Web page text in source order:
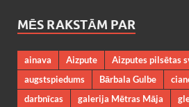
MĒS RAKSTĀM PAR
ainava Aizpute Aizputes pilsētas
augstspiedums
Bārbala Gulbe
darbnīcas
galerija Mētras Māja